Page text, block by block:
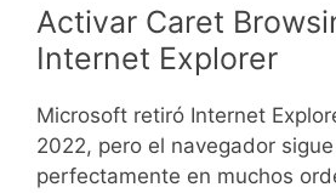
Activar Caret
Internet Explorer
Microsoft retiró Internet
2022, pero el navegador
perfectamente en muchos